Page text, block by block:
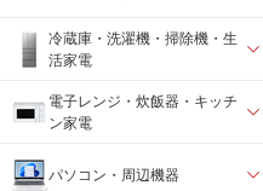
冷蔵庫・洗濯機・掃除機・生
活家電
電子レンジ・炊飯器・キッチ
ン家電
パソコン・周辺機器